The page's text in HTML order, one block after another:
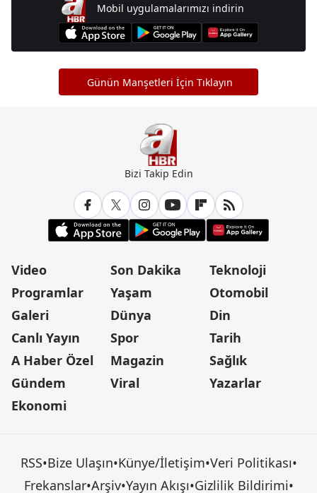
Mobil uygulamalarımızı indirin
Günün Manşetleri İçin Tıklayın
Bizi Takip Edin
Video
Programlar
Galeri
Canlı Yayın
A Haber Özel
Gündem
Ekonomi
Son Dakika
Yaşam
Dünya
Spor
Magazin
Viral
Teknoloji
Otomobil
Din
Tarih
Sağlık
Yazarlar
RSS•Bize Ulaşın•Künye/İletişim•Veri Politikası•
Frekanslar•Arşiv•Yayın Akışı•Gizlilik Bildirimi•